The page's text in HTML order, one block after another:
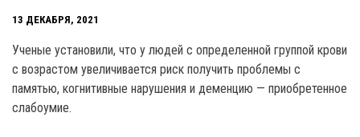
13 ДЕКАБРЯ, 2021
Ученые установили, что у людей с определенной группой крови
с возрастом увеличивается риск получить проблемы с
памятью, когнитивные нарушения и деменцию — приобретенное
слабоумие.